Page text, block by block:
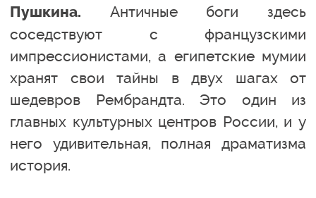
Пушкина. Античные боги здесь
соседствуют с французскими
импрессионистами, а египетские мумии
хранят свои тайны в двух шагах от
шедевров Рембрандта. Это один из
главных культурных центров России, и у
него удивительная, полная драматизма
история.